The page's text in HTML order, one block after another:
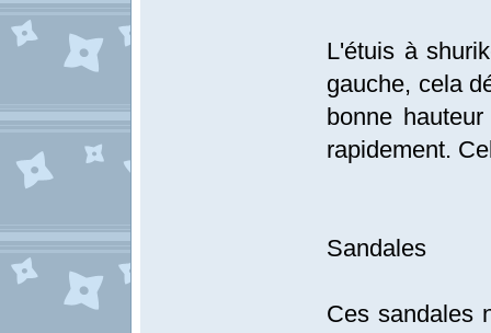
L'étuis à
gauche, cela
bonne
rapidement.
Sandales
Ces sandales